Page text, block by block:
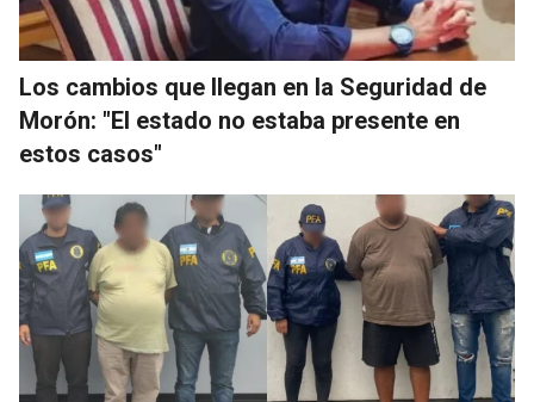
Los cambios que llegan en la Seguridad de
Morón: "El estado no estaba presente en
estos casos"